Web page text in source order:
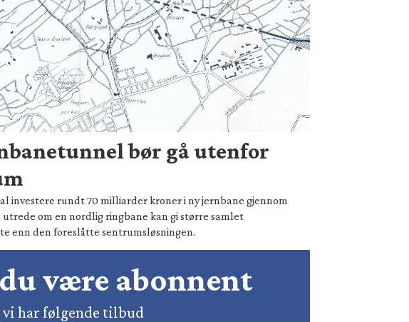
bør gå utenfor
investere rundt 70 milliarder kroner i ny jernbane gjennom
utrede om en nordlig ringbane kan gi større samlet
enn den foreslåtte sentrumsløsningen.
være abonnent
har følgende tilbud